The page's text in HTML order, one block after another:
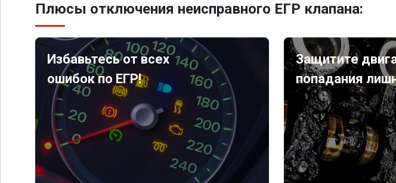
Плюсы отключения неисправного ЕГР клапана:
Избавьтесь от всех
ошибок по ЕГР!
Защитите
попадания